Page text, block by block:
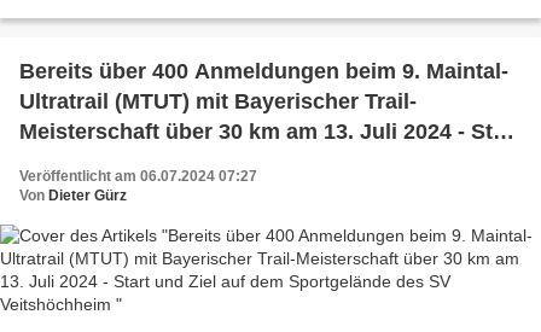
Bereits über 400 Anmeldungen beim 9. Maintal-
Ultratrail (MTUT) mit Bayerischer Trail-
Meisterschaft über 30 km am 13. Juli 2024 - Start
Veitshöchheim
Veröffentlicht am 06.07.2024 07:27
Von Dieter Gürz